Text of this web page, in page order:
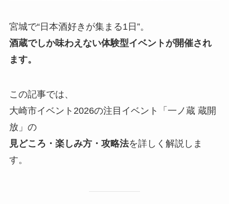
宮城で“日本酒好きが集まる1日”。
酒蔵でしか味わえない体験型イベントが開催され
ます。
この記事では、
大崎市イベント2026の注目イベント「一ノ蔵 蔵開
放」の
見どころ・楽しみ方・攻略法を詳しく解説しま
す。